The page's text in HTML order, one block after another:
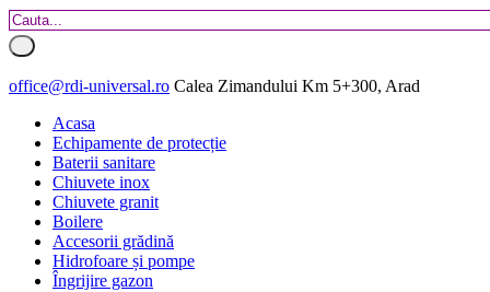
office@rdi-universal.ro Calea Zimandului Km 5+300, Arad
Acasa
Echipamente de protecție
Baterii sanitare
Chiuvete inox
Chiuvete granit
Boilere
Accesorii grădină
Hidrofoare și pompe
Îngrijire gazon